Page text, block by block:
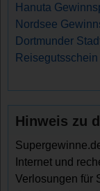
Hanuta
Nordsee
Dortmunder
Hinweis zu
Internet und
Verlosungen für